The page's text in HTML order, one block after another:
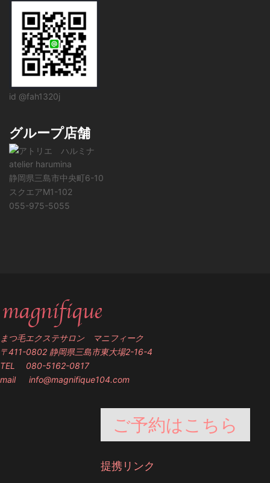
id @fah1320j
グループ店舗
atelier harumina
静岡県三島市中央町6-10
スクエアM1-102
055-975-5055
まつ毛エクステサロン マニフィーク
〒411-0802 静岡県三島市東大場2-16-4
TEL 080-5162-0817
mail info@magnifique104.com
ご予約はこちら
提携リンク